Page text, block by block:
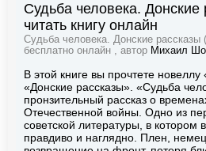
Судьба человека. Донские
читать книгу онлайн
Судьба человека. Донские рассказы
бесплатно онлайн , автор Михаил
В этой книге вы прочтете
«Донские рассказы». «Судьба
пронзительный рассказ о
Отечественной войны. Одно из
советской литературы, в котором
правдиво и наглядно. Плен,